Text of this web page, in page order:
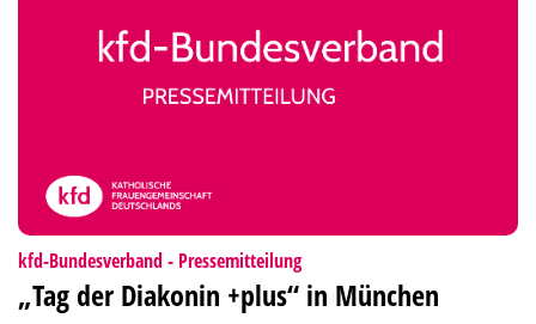
kfd-Bundesverband - Pressemitteilung:
„Tag der Diakonin +plus“ in München